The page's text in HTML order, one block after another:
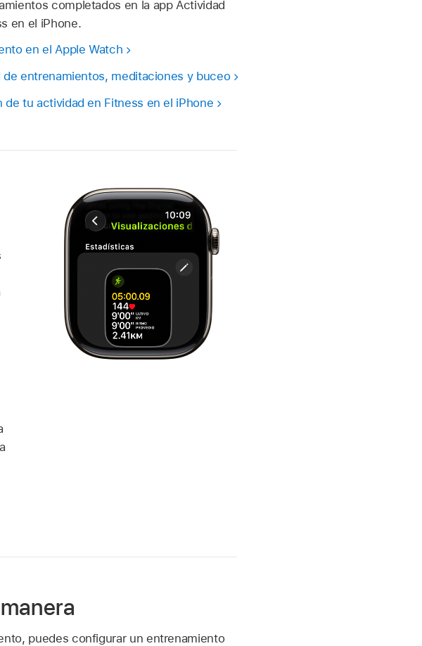
completados en la app Actividad
en el iPhone.
en el Apple Watch
de entrenamientos, meditaciones y buceo
de tu actividad en Fitness en el iPhone
puedes configurar un entrenamiento